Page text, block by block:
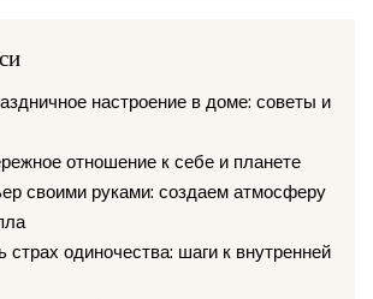
настроение в доме: советы и
отношение к себе и планете
своими руками: создаем атмосферу
страх одиночества: шаги к внутренней